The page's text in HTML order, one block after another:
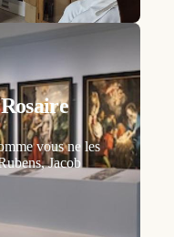
vous ne les
Jacob